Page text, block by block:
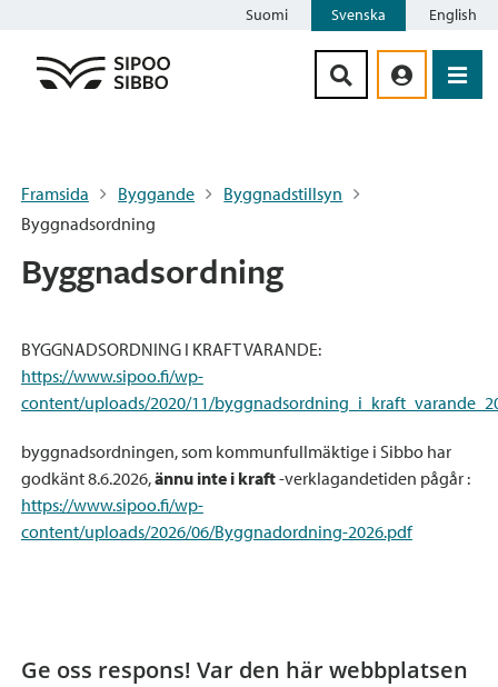
Suomi Svenska English
Framsida Byggande
Byggnadstillsyn
Byggnadsordning
Byggnadsordning
BYGGNADSORDNING I KRAFT VARANDE:
https://www.sipoo.fi/wp-
content/uploads/2020/11/
byggnadsordningen, som kommunfullmäktige i Sibbo har
godkänt 8.6.2026,ännu inte i kraft-verklagandetiden pågår :
https://www.sipoo.fi/wp-
content/uploads/2026/06/Byggnadordning-2026.pdf
Ge oss respons! Var den här webbplatsen